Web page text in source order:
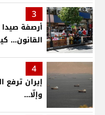
3
أرصفة صيدا
القانون...
4
إيران
وإلّا...